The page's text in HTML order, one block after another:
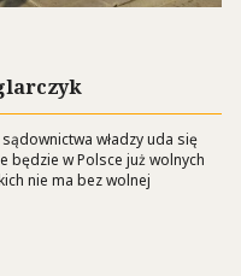
władzy uda się
będzie w Polsce już wolnych
nie ma bez wolnej